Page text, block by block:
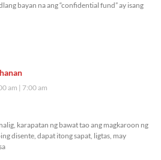
bayan na ang “confidential fund” ay isang
am 7:00 am
karapatan ng bawat tao ang magkaroon ng
disente, dapat itong sapat, ligtas, may